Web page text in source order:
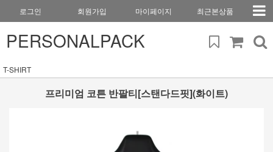
로그인 회원가입 마이페이지 최근본상품
PERSONALPACK
T-SHIRT
프리미엄 코튼 반팔티[스탠다드핏](화이트)